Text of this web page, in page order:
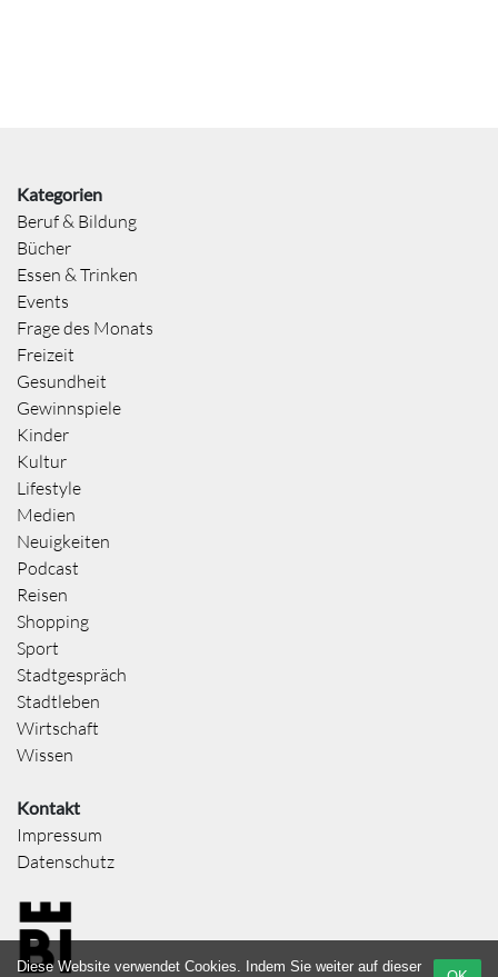
Kategorien
Beruf & Bildung
Bücher
Essen & Trinken
Events
Frage des Monats
Freizeit
Gesundheit
Gewinnspiele
Kinder
Kultur
Lifestyle
Medien
Neuigkeiten
Podcast
Reisen
Shopping
Sport
Stadtgespräch
Stadtleben
Wirtschaft
Wissen
Kontakt
Impressum
Datenschutz
Diese Website verwendet Cookies. Indem Sie weiter auf dieser